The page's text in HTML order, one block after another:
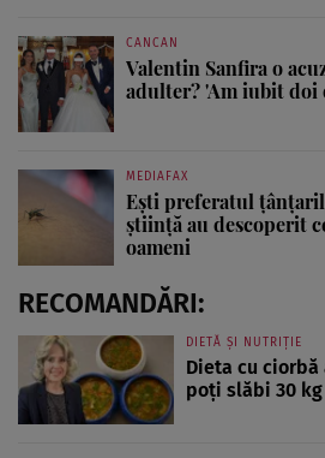
CANCAN
Valentin Sanfira o
adulter? 'Am iubit doi
MEDIAFAX
Ești preferatul
știință au descoperit
oameni
RECOMANDĂRI:
DIETĂ ȘI NUTRIȚIE
Dieta cu ciorbă
poți slăbi 30